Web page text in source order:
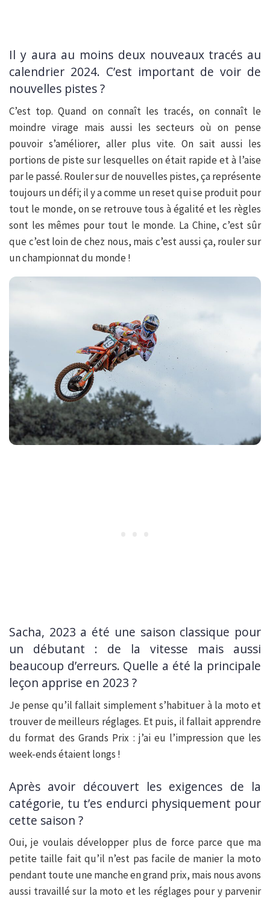
Il y aura au moins deux nouveaux tracés au
calendrier 2024. C’est important de voir de
nouvelles pistes ?
C’est top. Quand on connaît les tracés, on connaît le
moindre virage mais aussi les secteurs où on pense
pouvoir s’améliorer, aller plus vite. On sait aussi les
portions de piste sur lesquelles on était rapide et à l’aise
par le passé. Rouler sur de nouvelles pistes, ça représente
toujours un défi; il y a comme un reset qui se produit pour
tout le monde, on se retrouve tous à égalité et les règles
sont les mêmes pour tout le monde. La Chine, c’est sûr
que c’est loin de chez nous, mais c’est aussi ça, rouler sur
un championnat du monde !
Sacha, 2023 a été une saison classique pour
un débutant : de la vitesse mais aussi
beaucoup d’erreurs. Quelle a été la principale
leçon apprise en 2023 ?
Je pense qu’il fallait simplement s’habituer à la moto et
trouver de meilleurs réglages. Et puis, il fallait apprendre
du format des Grands Prix : j’ai eu l’impression que les
week-ends étaient longs !
Après avoir découvert les exigences de la
catégorie, tu t’es endurci physiquement pour
cette saison ?
Oui, je voulais développer plus de force parce que ma
petite taille fait qu’il n’est pas facile de manier la moto
pendant toute une manche en grand prix, mais nous avons
aussi travaillé sur la moto et les réglages pour y parvenir